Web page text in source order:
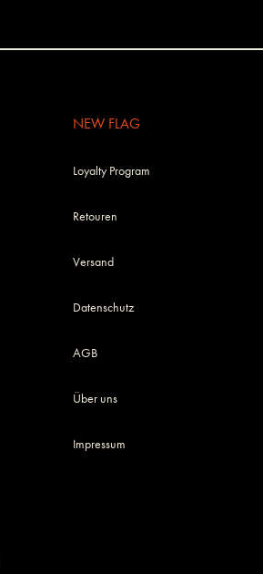
NEW FLAG
Loyalty Program
Retouren
Versand
Datenschutz
AGB
Über uns
Impressum